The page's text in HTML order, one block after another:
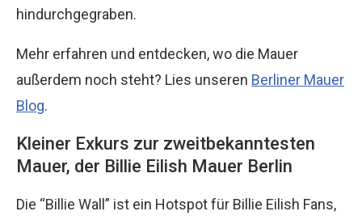
hindurchgegraben.
Mehr erfahren und entdecken, wo die Mauer
außerdem noch steht? Lies unseren Berliner Mauer
Blog.
Kleiner Exkurs zur zweitbekanntesten
Mauer, der Billie Eilish Mauer Berlin
Die “Billie Wall” ist ein Hotspot für Billie Eilish Fans,